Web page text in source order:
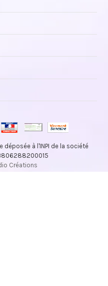
à l'INPI de la société
Créations